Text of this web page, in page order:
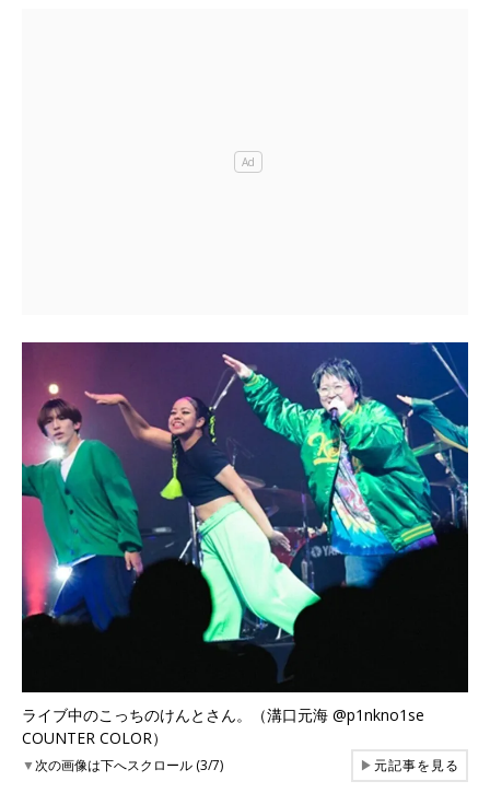
ライブ中のこっちのけんとさん。（溝口元海 @p1nkno1se
COUNTER COLOR）
▼次の画像は下へスクロール (3/7) ▶元記事を見る